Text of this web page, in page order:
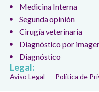
Medicina Interna
Segunda opinión
Cirugía veterinaria
Diagnóstico por
Diagnóstico
Legal:
Aviso Legal Política de